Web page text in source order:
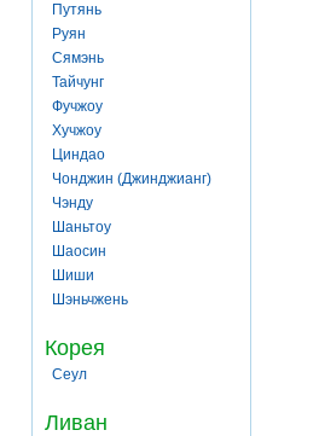
Путянь
Руян
Сямэнь
Тайчунг
Фучжоу
Хучжоу
Циндао
Чонджин (Джинджианг)
Чэнду
Шаньтоу
Шаосин
Шиши
Шэньчжень
Корея
Сеул
Ливан